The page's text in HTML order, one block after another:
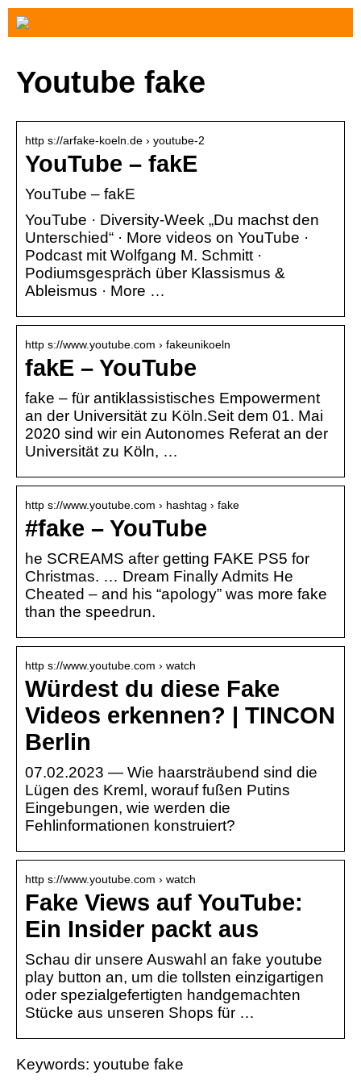
Youtube fake
http s://arfake-koeln.de › youtube-2
YouTube – fakE
YouTube – fakE
YouTube · Diversity-Week „Du machst den
Unterschied“ · More videos on YouTube ·
Podcast mit Wolfgang M. Schmitt ·
Podiumsgespräch über Klassismus &
Ableismus · More …
http s://www.youtube.com › fakeunikoeln
fakE – YouTube
fake – für antiklassistisches Empowerment
an der Universität zu Köln.Seit dem 01. Mai
2020 sind wir ein Autonomes Referat an der
Universität zu Köln, …
http s://www.youtube.com › hashtag › fake
#fake – YouTube
he SCREAMS after getting FAKE PS5 for
Christmas. … Dream Finally Admits He
Cheated – and his “apology” was more fake
than the speedrun.
http s://www.youtube.com › watch
Würdest du diese Fake
Videos erkennen? | TINCON
Berlin
07.02.2023 — Wie haarsträubend sind die
Lügen des Kreml, worauf fußen Putins
Eingebungen, wie werden die
Fehlinformationen konstruiert?
http s://www.youtube.com › watch
Fake Views auf YouTube:
Ein Insider packt aus
Schau dir unsere Auswahl an fake youtube
play button an, um die tollsten einzigartigen
oder spezialgefertigten handgemachten
Stücke aus unseren Shops für …
Keywords: youtube fake